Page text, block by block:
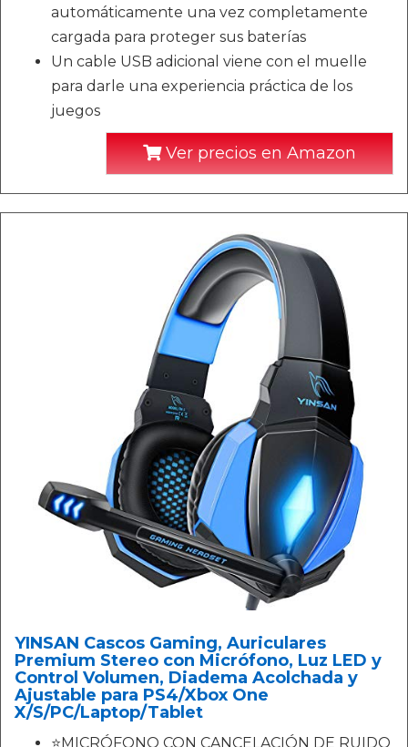
automáticamente una vez completamente
cargada para proteger sus baterías
Un cable USB adicional viene con el muelle
para darle una experiencia práctica de los
juegos
Ver precios en Amazon
YINSAN Cascos Gaming, Auriculares
Premium Stereo con Micrófono, Luz LED y
Control Volumen, Diadema Acolchada y
Ajustable para PS4/Xbox One
X/S/PC/Laptop/Tablet
⭐MICRÓFONO CON CANCELACIÓN DE RUIDO